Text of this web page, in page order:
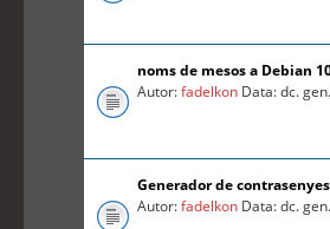
noms de mesos a Debian
Autor:fadelkon Data: dc.
Generador de
Autor:fadelkon Data: dc.